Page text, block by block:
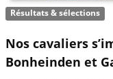
Résultats & sélections
Nos cavaliers
Bonheinden et